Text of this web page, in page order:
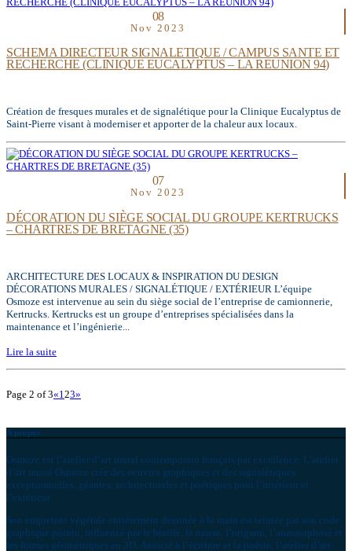
08
Nov 2023
SCHEMA DIRECTEUR SIGNALETIQUE / CAMPUS SANTE ET
RECHERCHE (CLINIQUE EUCALYPTUS – LA REUNION 94)
Création de fresques murales et de signalétique pour la Clinique Eucalyptus de
Saint-Pierre visant à moderniser et apporter de la chaleur aux locaux.
07
Nov 2023
DÉCORATION DU SIÈGE SOCIAL DU GROUPE KERTRUCKS
– CHARTRES DE BRETAGNE (35)
ARCHITECTURE DES LOCAUX & INSPIRATION DU DESIGN
DÉCORATIONS MURALES / SIGNALÉTIQUE / EXTÉRIEUR L’équipe
Osmoze est intervenue au sein du siège social de l’entreprise de camionnerie,
Kertrucks. Kertrucks est un groupe d’entreprises spécialisées dans la
maintenance et l’ingénierie...
Lire la suite
Page 2 of 3«1 23»
A propos
Osmoze est l’atelier d’art mural contemporain français par excellence. L’atelier
d’art mural Osmoze crée des oeuvres graphiques et des signalétiques
exceptionnelles, géantes, architecturales et poétiques pour l’intérieur et
l’extérieur.
Son empreinte végétale entièrement dessinée à la main est teintée par son code
graphique pointu, influencé par le braille, le morse, l’origami, l’anamorphose et
les formes géométriques en 3D. Associé à l’écriture et la poésie, l’atelier d’art